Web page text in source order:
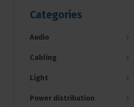
Categories
Audio
Cabling
Light
Power distribution